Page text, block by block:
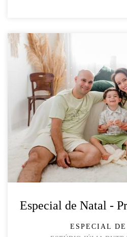
Especial de Natal -
ESPECIAL